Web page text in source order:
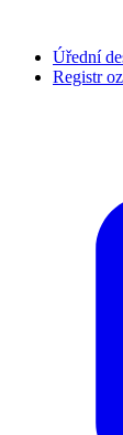
Úřední
Registr